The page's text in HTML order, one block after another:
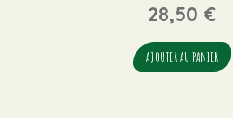
28,50 €
AJOUTER AU PANIER